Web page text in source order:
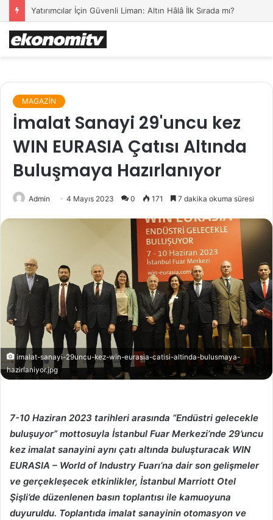
Yatırımcılar İçin Güvenli Liman: Altın Hâlâ İlk Sırada mı?
MAGAZİN
İmalat Sanayi 29'uncu kez
WIN EURASIA Çatısı Altında
Buluşmaya Hazırlanıyor
Admin 4 Mayıs 2023 0 171 7 dakika okuma süresi
imalat-sanayi-29uncu-kez-win-eurasia-catisi-altinda-bulusmaya-
hazirlaniyor.jpg
7-10 Haziran 2023 tarihleri arasında “Endüstri gelecekle
buluşuyor” mottosuyla İstanbul Fuar Merkezi’nde 29’uncu
kez imalat sanayini aynı çatı altında buluşturacak WIN
EURASIA – World of Industry Fuarı’na dair son gelişmeler
ve gerçekleşecek etkinlikler, İstanbul Marriott Otel
Şişli’de düzenlenen basın toplantısı ile kamuoyuna
duyuruldu. Toplantıda imalat sanayinin otomasyon ve